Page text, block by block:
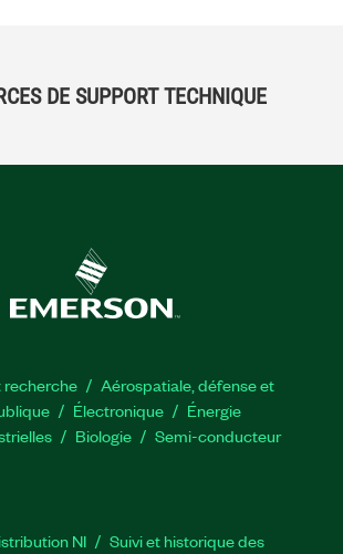
DE SUPPORT TECHNIQUE
recherche
Aérospatiale, défense et
Électronique
Énergie​
Biologie
Semi-conducteur
NI
Suivi et historique des